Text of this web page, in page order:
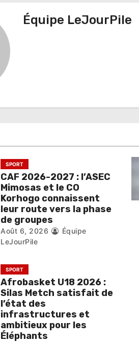
Équipe LeJourPile
SPORT
CAF 2026-2027 : l’ASEC
Mimosas et le CO
Korhogo connaissent
leur route vers la phase
de groupes
Août 6, 2026
Équipe
LeJourPile
SPORT
Afrobasket U18 2026 :
Silas Metch satisfait de
l’état des
infrastructures et
ambitieux pour les
Éléphants